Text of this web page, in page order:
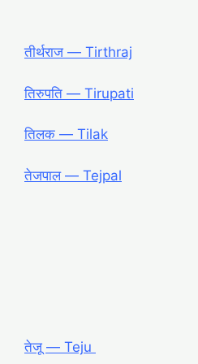
तीर्थराज ― Tirthraj
तिरुपति ― Tirupati
तिलक ― Tilak
तेजपाल ― Tejpal
तेजू ― Teju